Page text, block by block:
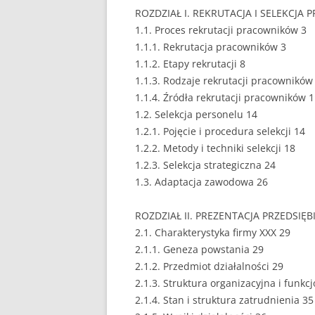
EUROPEISTYKA
FINANSE
GASTRONOMIA
HANDEL
HISTORIA
LOGISTYKA I
MARKETING
MARKETING
ROZDZIAŁ I. REKRUTACJA I SELEKCJA
1.1. Proces rekrutacji pracowników 3
1.1.1. Rekrutacja pracowników 3
1.1.2. Etapy rekrutacji 8
1.1.3. Rodzaje rekrutacji pracowników
1.1.4. Źródła rekrutacji pracowników
1.2. Selekcja personelu 14
1.2.1. Pojęcie i procedura selekcji 14
1.2.2. Metody i techniki selekcji 18
1.2.3. Selekcja strategiczna 24
1.3. Adaptacja zawodowa 26
ROZDZIAŁ II. PREZENTACJA
2.1. Charakterystyka firmy XXX 29
2.1.1. Geneza powstania 29
2.1.2. Przedmiot działalności 29
2.1.3. Struktura organizacyjna i
2.1.4. Stan i struktura zatrudnienia 35